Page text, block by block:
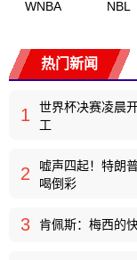
WNBA NBL
热门新闻
1
世界杯决赛凌晨
工
2
嘘声四起！特朗
喝倒彩
3 肯佩斯：梅西的